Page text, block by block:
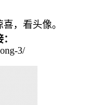
，看头像。
3/